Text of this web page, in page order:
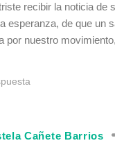
recibir la noticia de
esperanza, de que un
por nuestro
Cañete Barrios